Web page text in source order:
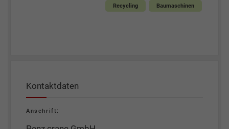
Recycling Baumaschinen
Kontaktdaten
Anschrift: